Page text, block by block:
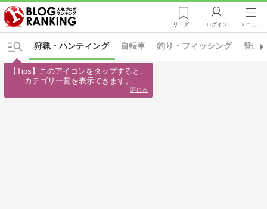
リーダー ログイン メニュー
自転車 釣り・フィッシング 登山
狩猟・ハンティング
【Tips】このアイコンをタップすると、
カテゴリ一覧を表示できます。
閉じる